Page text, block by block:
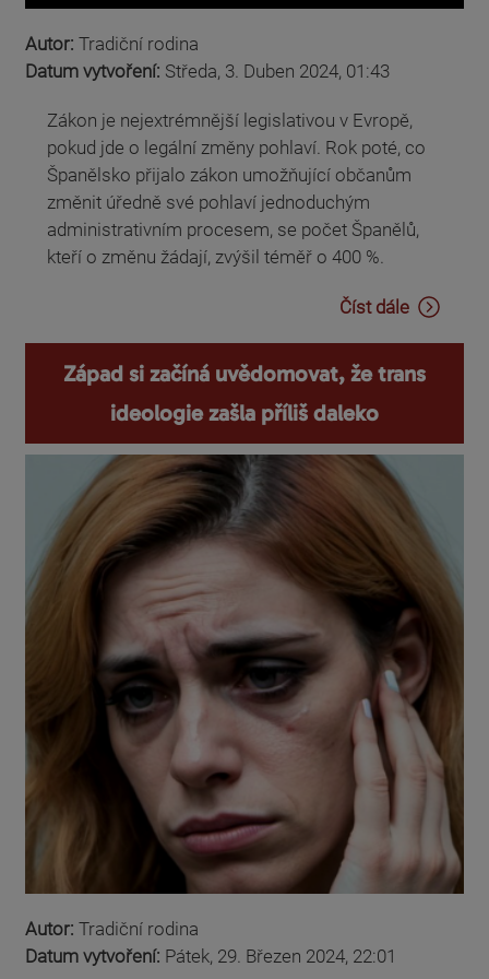
Autor: Tradiční rodina
Datum vytvoření: Středa, 3. Duben 2024, 01:43
Zákon je nejextrémnější legislativou v Evropě,
pokud jde o legální změny pohlaví. Rok poté, co
Španělsko přijalo zákon umožňující občanům
změnit úředně své pohlaví jednoduchým
administrativním procesem, se počet Španělů,
kteří o změnu žádají, zvýšil téměř o 400 %.
Číst dále
Západ si začíná uvědomovat, že trans
ideologie zašla příliš daleko
Autor: Tradiční rodina
Datum vytvoření: Pátek, 29. Březen 2024, 22:01